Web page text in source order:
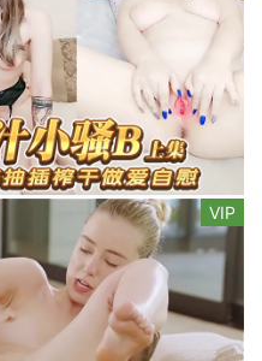
VIP